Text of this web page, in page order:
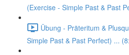
(Exercise - Simple Past & Past
Übung - Präteritum &
Simple Past & Past Perfect) ...